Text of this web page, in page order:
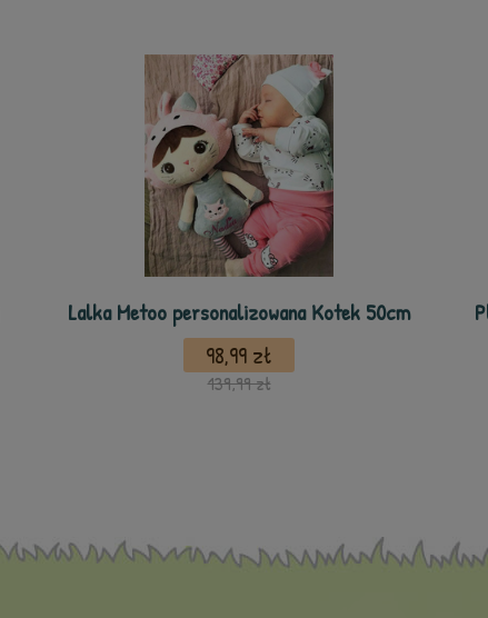
Lalka Metoo personalizowana Kotek 50cm
98,99 zł
139,99 zł